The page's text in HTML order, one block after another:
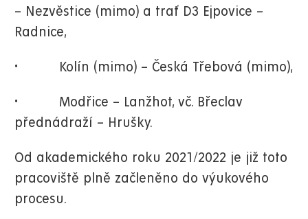
– Nezvěstice (mimo) a trať D3 Ejpovice –
Radnice,
• Kolín (mimo) – Česká Třebová (mimo),
• Modřice – Lanžhot, vč. Břeclav
přednádraží – Hrušky.
Od akademického roku 2021/2022 je již toto
pracoviště plně začleněno do výukového
procesu.